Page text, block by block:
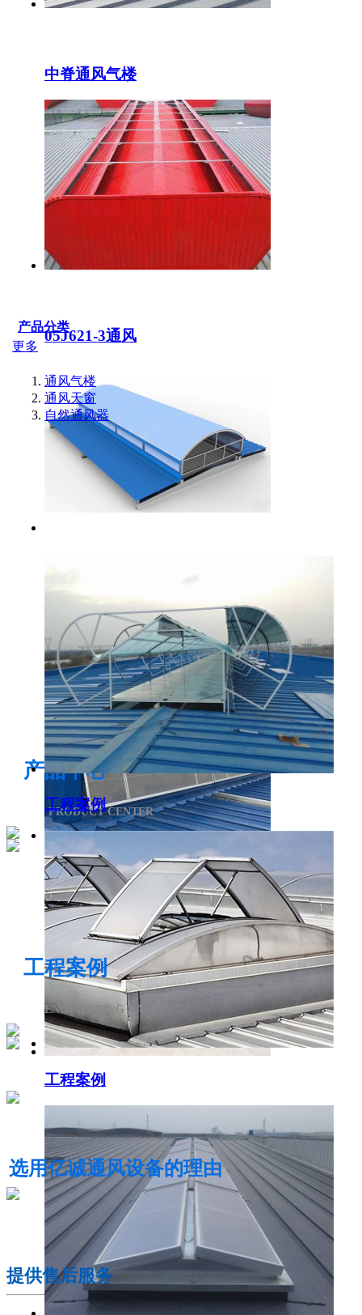
中脊通风气楼
05J621-3通风
电开启通风气楼
侧开型排烟天窗
电动采光排烟天窗
产品分类
更多
通风气楼
通风天窗
自然通风器
产品中心
PRODUCT CENTER
工程案例
工程案例
工程案例
ENGINEERING CASE
选用亿诚通风设备的理由
提供售后服务